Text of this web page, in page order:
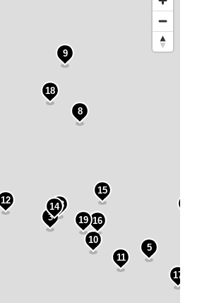
3
5
8
9
10
11
12 13
14
15
16
17
18
19